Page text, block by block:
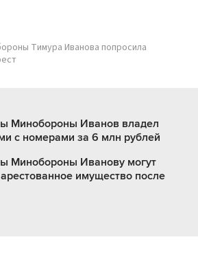
Тимура Иванова попросила
Минобороны Иванов владел
с номерами за 6 млн рублей
Минобороны Иванову могут
имущество после